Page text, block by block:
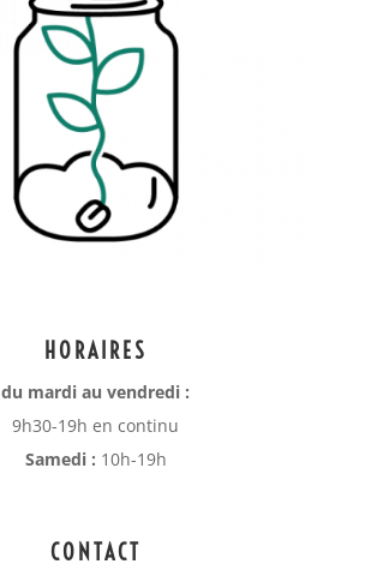
HORAIRES
du mardi au vendredi :
9h30-19h en continu
Samedi : 10h-19h
CONTACT